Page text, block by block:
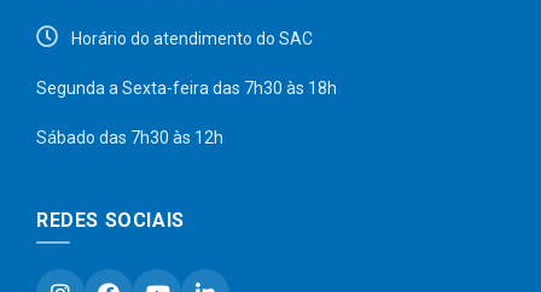
Horário do atendimento do SAC
Segunda a Sexta-feira das 7h30 às 18h
Sábado das 7h30 às 12h
REDES SOCIAIS